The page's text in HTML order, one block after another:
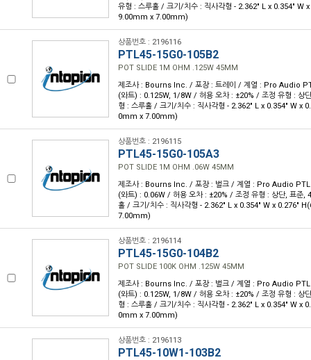
유형 : 스루홀 / 크기/치수 : 직사각형 - 2.362" L x 0.354" W
9.00mm x 7.00mm)
상품번호 : 2196116
PTL45-15G0-105B2
POT SLIDE 1M OHM .125W 45MM
제조사 : Bourns Inc. / 포장 : 트레이 / 계열 : Pro Audio
(와트) : 0.125W, 1/8W / 허용 오차 : ±20% / 조정 유형 : 상
형 : 스루홀 / 크기/치수 : 직사각형 - 2.362" L x 0.354" W x
0mm x 7.00mm)
상품번호 : 2196115
PTL45-15G0-105A3
POT SLIDE 1M OHM .06W 45MM
제조사 : Bourns Inc. / 포장 : 벌크 / 계열 : Pro Audio
(와트) : 0.06W / 허용 오차 : ±20% / 조정 유형 : 상단, 표준,
홀 / 크기/치수 : 직사각형 - 2.362" L x 0.354" W x 0.276"
7.00mm)
상품번호 : 2196114
PTL45-15G0-104B2
POT SLIDE 100K OHM .125W 45MM
제조사 : Bourns Inc. / 포장 : 벌크 / 계열 : Pro Audio
(와트) : 0.125W, 1/8W / 허용 오차 : ±20% / 조정 유형 : 상
형 : 스루홀 / 크기/치수 : 직사각형 - 2.362" L x 0.354" W x
0mm x 7.00mm)
상품번호 : 2196113
PTL45-10W1-103B2